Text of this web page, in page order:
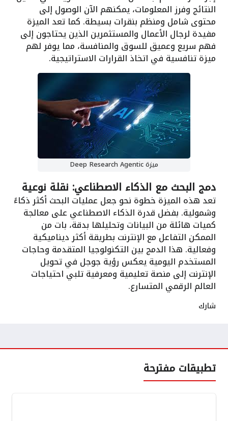
النتائج وفرز المعلومات، يمكنهم الآن الوصول إلى
محتوى شامل ومنظم بنقرات بسيطة. كما تعد الميزة
مفيدة لرجال الأعمال والمستثمرين الذين يحتاجون إلى
فهم سريع وعميق للسوق والمنافسة، مما يوفر لهم
ميزة تنافسية في اتخاذ القرارات الاستراتيجية.
ميزة Deep Research Agentic
دمج البحث مع الذكاء الاصطناعي: نقلة نوعية
تعد هذه الميزة خطوة نحو جعل عمليات البحث أكثر ذكاءً
وشمولية. بفضل قدرة الذكاء الاصطناعي على معالجة
كميات هائلة من البيانات وتحليلها بدقة، بات من
الممكن التفاعل مع الإنترنت بطريقة أكثر ديناميكية
وفعالية. هذا الدمج بين التكنولوجيا المتقدمة وحاجات
المستخدم اليومية يعكس رؤية جوجل في تحويل
الإنترنت إلى منصة تعليمية ومعرفية تلبي احتياجات
العالم الرقمي المتسارع.
شارك
تطبيقات مفترحة